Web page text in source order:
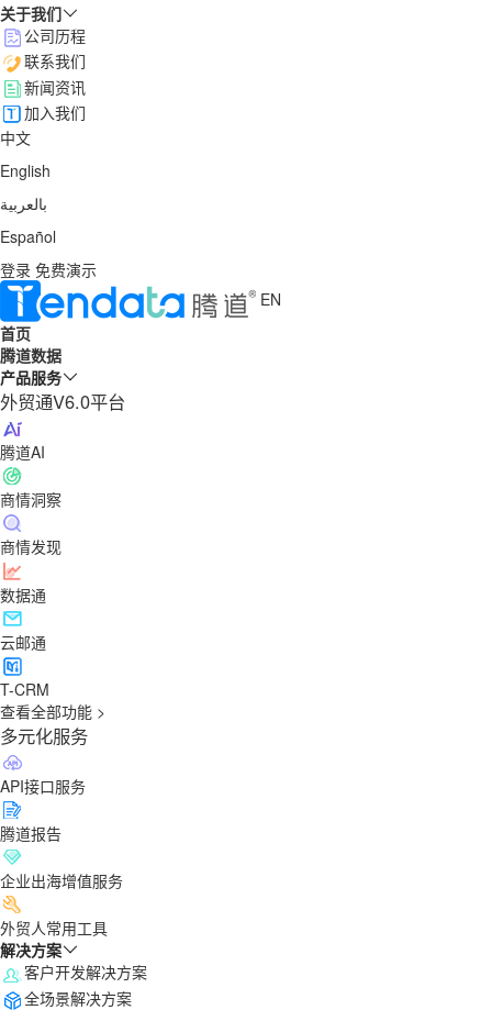
关于我们
公司历程
联系我们
新闻资讯
加入我们
中文
English
بالعربية
Español
登录 免费演示
EN
首页
腾道数据
产品服务
外贸通V6.0平台
腾道AI
商情洞察
商情发现
数据通
云邮通
T-CRM
查看全部功能 >
多元化服务
API接口服务
腾道报告
企业出海增值服务
外贸人常用工具
解决方案
客户开发解决方案
全场景解决方案